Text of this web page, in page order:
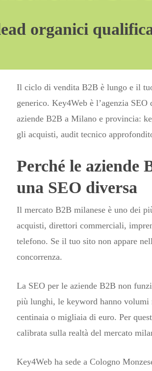
organici
Il ciclo di vendita B2B è lungo e il
generico. Key4Web è l’agenzia
aziende B2B a Milano e provincia:
gli acquisti, audit tecnico
Perché le aziende
una SEO diversa
Il mercato B2B milanese è uno dei
acquisti, direttori commerciali,
telefono. Se il tuo sito non appare
concorrenza.
La SEO per le aziende B2B non
più lunghi, le keyword hanno volumi
centinaia o migliaia di euro. Per
calibrata sulla realtà del mercato
Key4Web ha sede a Cologno